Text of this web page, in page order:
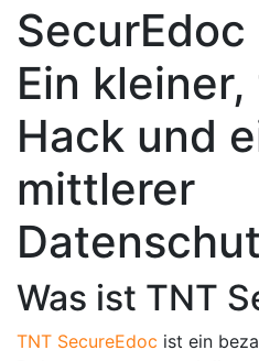
SecurEdoc
Ein
Hack und
mittlerer
Was ist TNT
TNT SecureEdoc ist ein